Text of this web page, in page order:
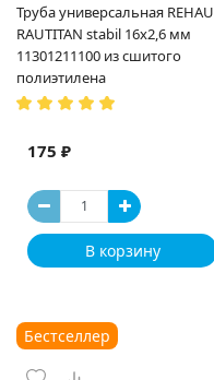
Труба универсальная REHAU
RAUTITAN stabil 16х2,6 мм
11301211100 из сшитого
полиэтилена
175 ₽
В корзину
Бестселлер